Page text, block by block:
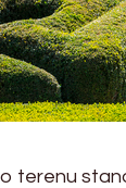
terenu